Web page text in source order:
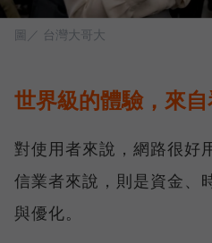
圖／ 台灣大哥大
世界級的體驗，來
對使用者來說，網路很好
信業者來說，則是資金、
與優化。